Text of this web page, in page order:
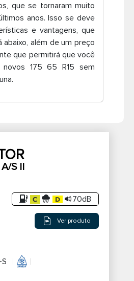
que se tornaram muito
anos. Isso se deve
e vantagens, que
abaixo, além de um preço
que permitirá que você
novos 175 65 R15 sem
S II
70dB
Ver produto